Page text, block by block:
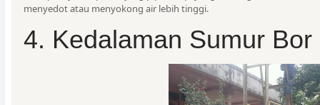
menyedot atau menyokong air lebih tinggi.
4. Kedalaman Sumur Bor